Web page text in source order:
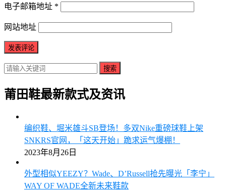
电子邮箱地址 *
网站地址
搜索
莆田鞋最新款式及资讯
编织鞋、堀米雄斗SB登场！多双Nike重磅球鞋上架
SNKRS官网，「这天开始」跪求运气爆棚！
2023年8月26日
外型相似YEEZY？Wade、D’Russell抢先曝光「李宁」
WAY OF WADE全新未来鞋款